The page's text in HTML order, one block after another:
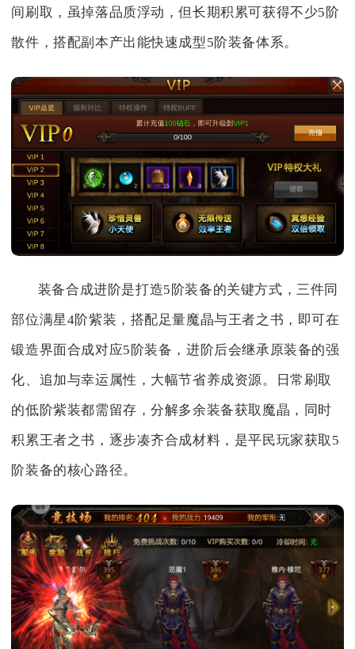
间刷取，虽掉落品质浮动，但长期积累可获得不少5阶
散件，搭配副本产出能快速成型5阶装备体系。
装备合成进阶是打造5阶装备的关键方式，三件同
部位满星4阶紫装，搭配足量魔晶与王者之书，即可在
锻造界面合成对应5阶装备，进阶后会继承原装备的强
化、追加与幸运属性，大幅节省养成资源。日常刷取
的低阶紫装都需留存，分解多余装备获取魔晶，同时
积累王者之书，逐步凑齐合成材料，是平民玩家获取5
阶装备的核心路径。